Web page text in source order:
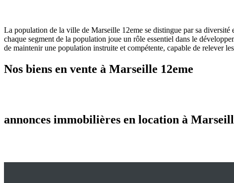
La population de la ville de Marseille 12eme se distingue par sa
chaque segment de la population joue un rôle essentiel dans le
de maintenir une population instruite et compétente, capable de relever
Nos biens en vente à Marseille 12eme
annonces immobilières en location à